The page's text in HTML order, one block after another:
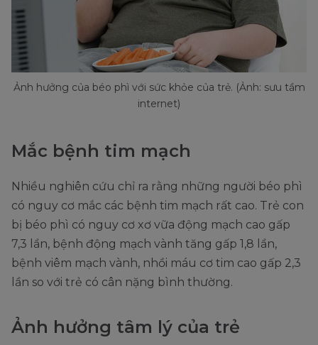
Ảnh hưởng của béo phì với sức khỏe của trẻ. (Ảnh: sưu tầm
internet)
Mắc bệnh tim mạch
Nhiều nghiên cứu chỉ ra rằng những người béo phì
có nguy cơ mắc các bệnh tim mạch rất cao. Trẻ con
bị béo phì có nguy cơ xơ vữa động mạch cao gấp
7,3 lần, bệnh động mạch vành tăng gấp 1,8 lần,
bệnh viêm mạch vành, nhồi máu cơ tim cao gấp 2,3
lần so với trẻ có cân nặng bình thường.
Ảnh hưởng tâm lý của trẻ